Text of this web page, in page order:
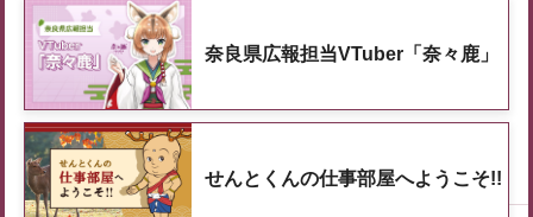
奈良県広報担当VTuber「奈々鹿」
せんとくんの仕事部屋へようこそ!!